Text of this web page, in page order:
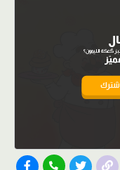
كعكة الليمون؟